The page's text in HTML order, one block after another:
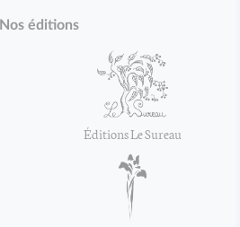
Nos éditions
Éditions Le Sureau